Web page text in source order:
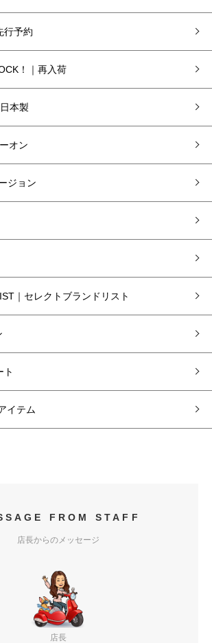
行予約
！｜再入荷
本製
オン
ジョン
｜セレクトブランドリスト
ト
イテム
FROM STAFF
店長からのメッセージ
店長